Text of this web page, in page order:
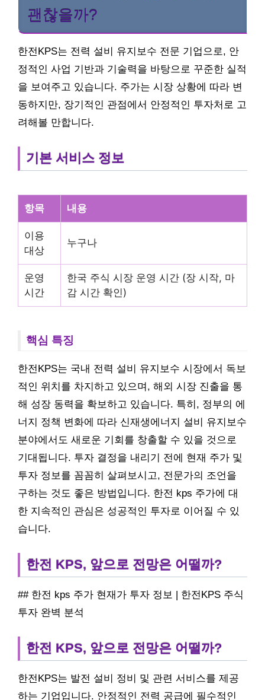
괜찮을까?
한전KPS는 전력 설비 유지보수 전문 기업으로, 안
정적인 사업 기반과 기술력을 바탕으로 꾸준한 실적
을 보여주고 있습니다. 주가는 시장 상황에 따라 변
동하지만, 장기적인 관점에서 안정적인 투자처로 고
려해볼 만합니다.
기본 서비스 정보
항목 내용
이용
대상
누구나
운영
시간
한국 주식 시장 운영 시간 (장 시작, 마
감 시간 확인)
핵심 특징
한전KPS는 국내 전력 설비 유지보수 시장에서 독보
적인 위치를 차지하고 있으며, 해외 시장 진출을 통
해 성장 동력을 확보하고 있습니다. 특히, 정부의 에
너지 정책 변화에 따라 신재생에너지 설비 유지보수
분야에서도 새로운 기회를 창출할 수 있을 것으로
기대됩니다. 투자 결정을 내리기 전에 현재 주가 및
투자 정보를 꼼꼼히 살펴보시고, 전문가의 조언을
구하는 것도 좋은 방법입니다. 한전 kps 주가에 대
한 지속적인 관심은 성공적인 투자로 이어질 수 있
습니다.
한전 KPS, 앞으로 전망은 어떨까?
## 한전 kps 주가 현재가 투자 정보 | 한전KPS 주식
투자 완벽 분석
한전 KPS, 앞으로 전망은 어떨까?
한전KPS는 발전 설비 정비 및 관련 서비스를 제공
하는 기업입니다. 안정적인 전력 공급에 필수적인